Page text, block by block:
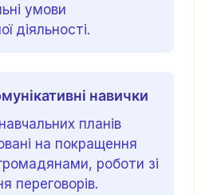
умови
діяльності.
навички
планів
на покращення
громадянами, роботи зі
переговорів.